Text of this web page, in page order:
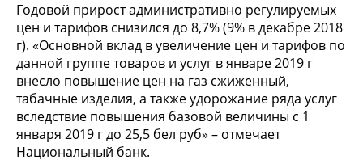
Годовой прирост административно регулируемых
цен и тарифов снизился до 8,7% (9% в декабре 2018
г). «Основной вклад в увеличение цен и тарифов по
данной группе товаров и услуг в январе 2019 г
внесло повышение цен на газ сжиженный,
табачные изделия, а также удорожание ряда услуг
вследствие повышения базовой величины с 1
января 2019 г до 25,5 бел руб» – отмечает
Национальный банк.